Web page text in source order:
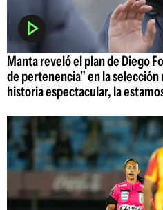
Manta reveló el plan de Diego
de pertenencia" en la
historia espectacular, la